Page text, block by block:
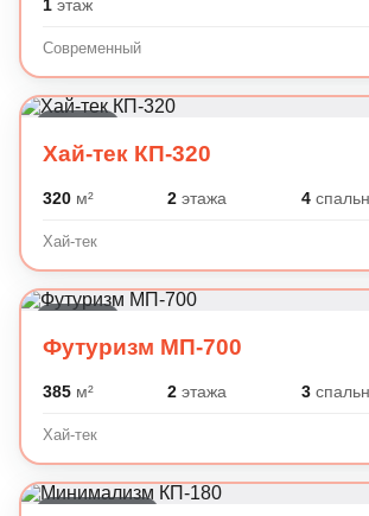
1этаж
Современный
Хай-тек КП-320
320м² 2 этажа 4
Хай-тек
Футуризм МП-700
385м² 2 этажа 3
Хай-тек